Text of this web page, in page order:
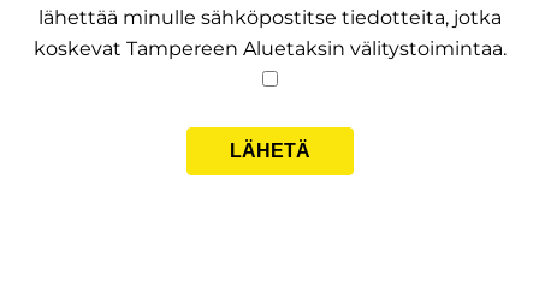
lähettää minulle sähköpostitse tiedotteita, jotka
koskevat Tampereen Aluetaksin välitystoimintaa.